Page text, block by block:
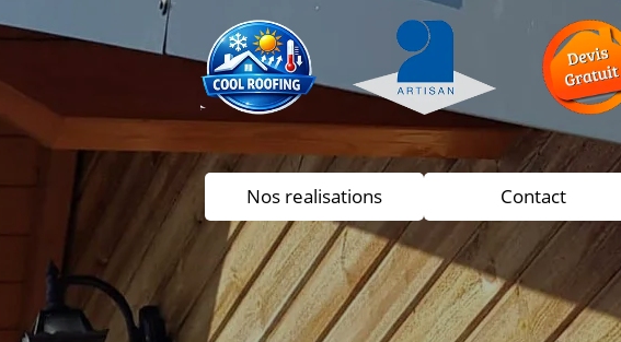
Nos realisations Contact